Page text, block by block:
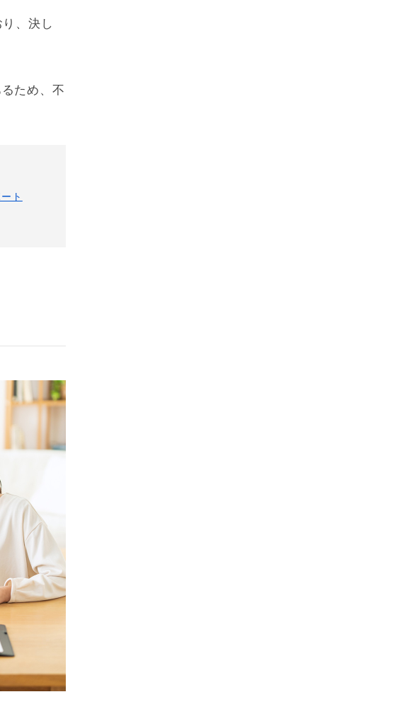
、決し
ため、不
ト